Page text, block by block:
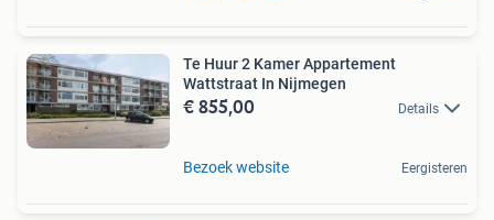
Te Huur 2 Kamer Appartement
Wattstraat In Nijmegen
€ 855,00 Details
Bezoek website Eergisteren